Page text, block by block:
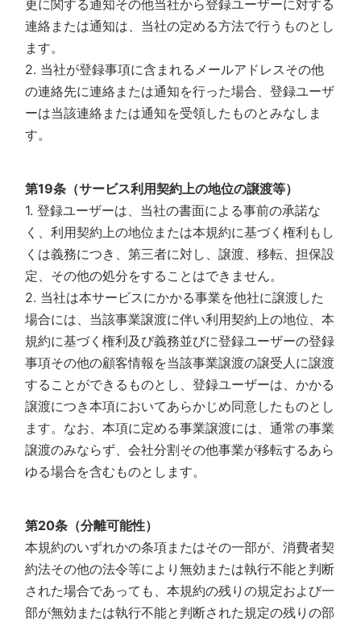
更に関する通知その他当社から登録ユーザーに対する
連絡または通知は、当社の定める方法で行うものとし
ます。
2. 当社が登録事項に含まれるメールアドレスその他
の連絡先に連絡または通知を行った場合、登録ユーザ
ーは当該連絡または通知を受領したものとみなしま
す。
第19条（サービス利用契約上の地位の譲渡等）
1. 登録ユーザーは、当社の書面による事前の承諾な
く、利用契約上の地位または本規約に基づく権利もし
くは義務につき、第三者に対し、譲渡、移転、担保設
定、その他の処分をすることはできません。
2. 当社は本サービスにかかる事業を他社に譲渡した
場合には、当該事業譲渡に伴い利用契約上の地位、本
規約に基づく権利及び義務並びに登録ユーザーの登録
事項その他の顧客情報を当該事業譲渡の譲受人に譲渡
することができるものとし、登録ユーザーは、かかる
譲渡につき本項においてあらかじめ同意したものとし
ます。なお、本項に定める事業譲渡には、通常の事業
譲渡のみならず、会社分割その他事業が移転するあら
ゆる場合を含むものとします。
第20条（分離可能性）
本規約のいずれかの条項またはその一部が、消費者契
約法その他の法令等により無効または執行不能と判断
された場合であっても、本規約の残りの規定および一
部が無効または執行不能と判断された規定の残りの部